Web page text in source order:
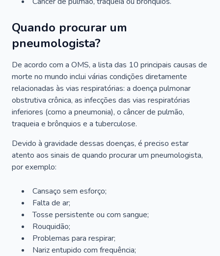
Quando procurar um
pneumologista?
De acordo com a OMS, a lista das 10 principais causas de
morte no mundo inclui várias condições diretamente
relacionadas às vias respiratórias: a doença pulmonar
obstrutiva crônica, as infecções das vias respiratórias
inferiores (como a pneumonia), o câncer de pulmão,
traqueia e brônquios e a tuberculose.
Devido à gravidade dessas doenças, é preciso estar
atento aos sinais de quando procurar um pneumologista,
por exemplo:
Cansaço sem esforço;
Falta de ar;
Tosse persistente ou com sangue;
Rouquidão;
Problemas para respirar;
Nariz entupido com frequência;